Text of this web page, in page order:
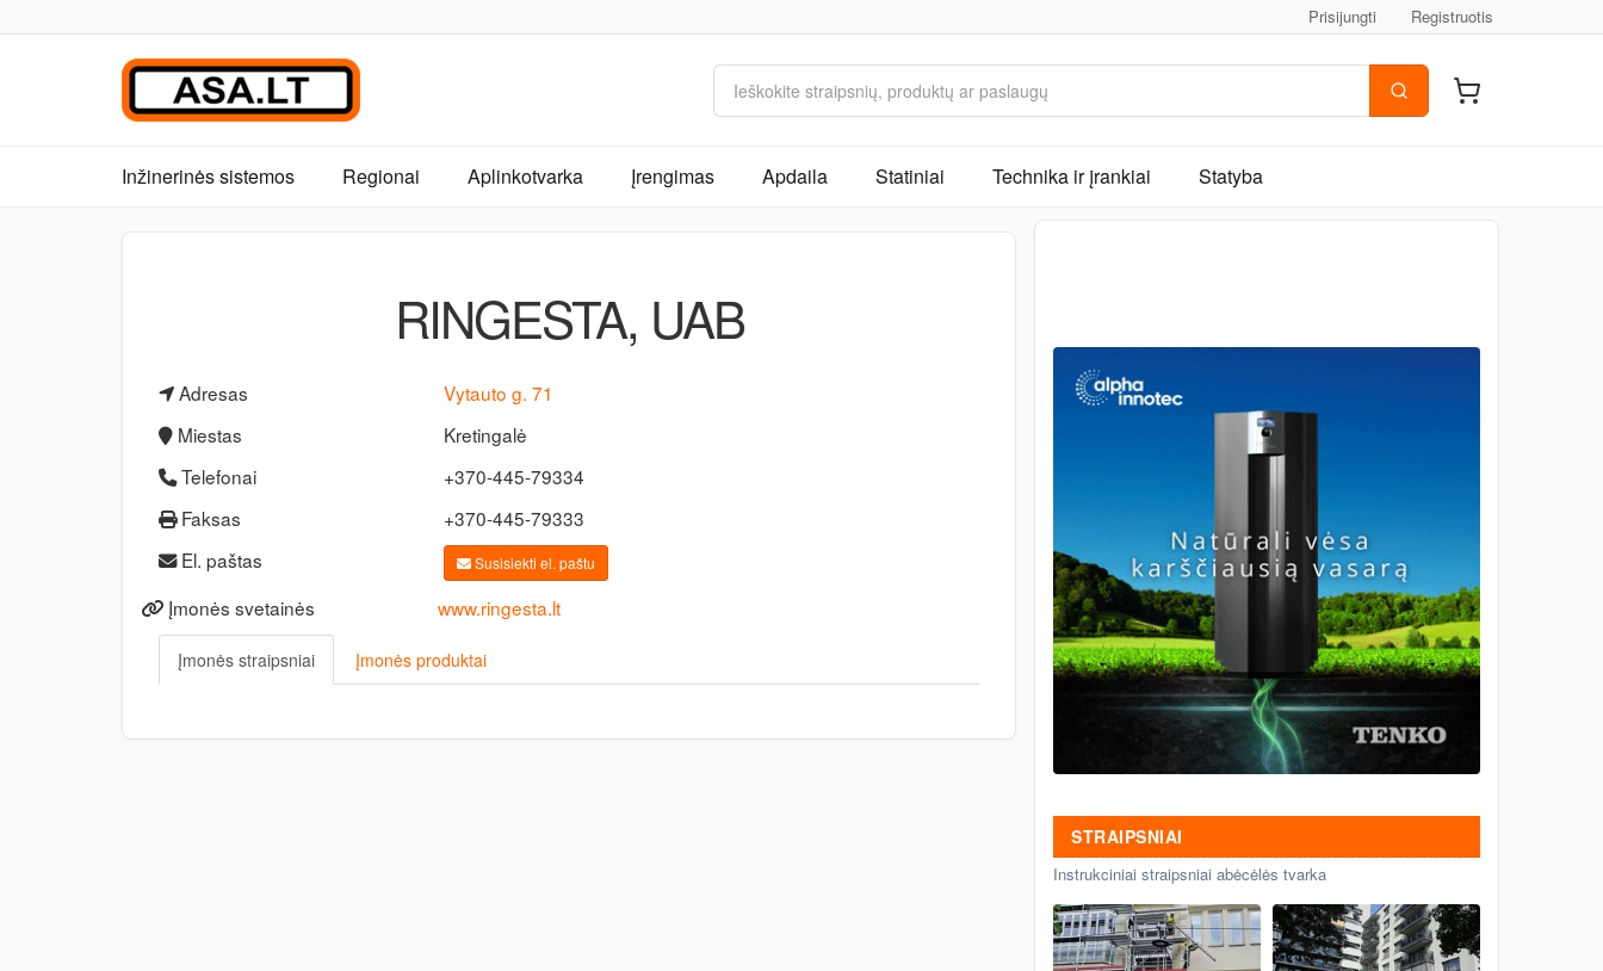
Prisijungti Registruotis
Inžinerinės sistemos Regionai Aplinkotvarka Įrengimas Apdaila Statiniai Technika ir įrankiai Statyba
RINGESTA, UAB
Adresas
Vytauto g. 71
Miestas
Kretingalė
Telefonai
+370-445-79334
Faksas
+370-445-79333
El. paštas
Susisiekti el. paštu
Įmonės svetainės www.ringesta.lt
Įmonės straipsniai Įmonės produktai
STRAIPSNIAI
Instrukciniai straipsniai abėcėlės tvarka